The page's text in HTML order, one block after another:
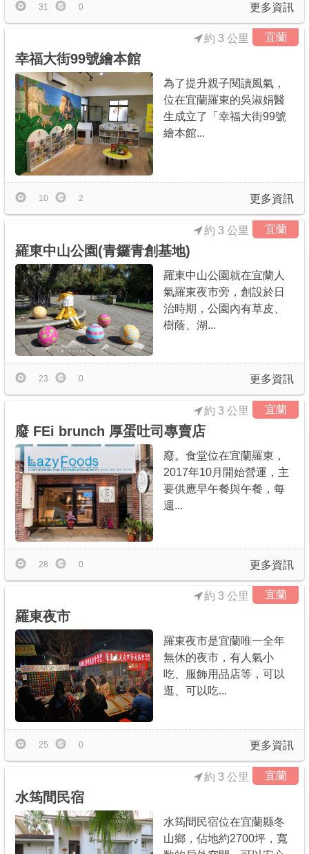
更多資訊
31 0
宜蘭
幸福大街99號繪本館
約 3 公里
為了提升親子閱讀風氣，
位在宜蘭羅東的吳淑娟醫
生成立了「幸福大街99號
繪本館...
更多資訊
10 2
宜蘭
羅東中山公園(青鑼青創基地)
約 3 公里
羅東中山公園就在宜蘭人
氣羅東夜市旁，創設於日
治時期，公園內有草皮、
樹蔭、湖...
更多資訊
23 0
宜蘭
廢 FEi brunch 厚蛋吐司專賣店
約 3 公里
廢。食堂位在宜蘭羅東，
2017年10月開始營運，主
要供應早午餐與午餐，每
週...
更多資訊
28 0
宜蘭
羅東夜市
約 3 公里
羅東夜市是宜蘭唯一全年
無休的夜市，有人氣小
吃、服飾用品店等，可以
逛、可以吃...
更多資訊
25 0
宜蘭
水筠間民宿
約 3 公里
水筠間民宿位在宜蘭縣冬
山鄉，佔地約2700坪，寬